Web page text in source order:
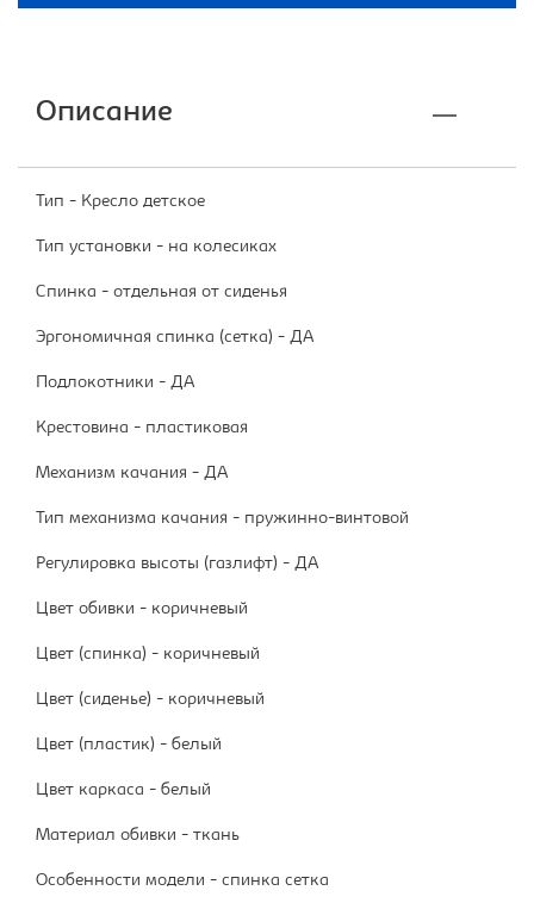
Описание
Тип - Кресло детское
Тип установки - на колесиках
Спинка - отдельная от сиденья
Эргономичная спинка (сетка) - ДА
Подлокотники - ДА
Крестовина - пластиковая
Механизм качания - ДА
Тип механизма качания - пружинно-винтовой
Регулировка высоты (газлифт) - ДА
Цвет обивки - коричневый
Цвет (спинка) - коричневый
Цвет (сиденье) - коричневый
Цвет (пластик) - белый
Цвет каркаса - белый
Материал обивки - ткань
Особенности модели - спинка сетка